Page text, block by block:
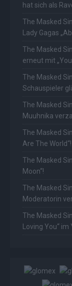
hat sich als
The Masked
Lady Gagas
The Masked
erneut mit
The Masked
Schauspieler
The Masked
Muuhnika
The Masked
Are The World“!
The Masked
Moon“!
The Masked
Moderatorin
The Masked
Loving You“